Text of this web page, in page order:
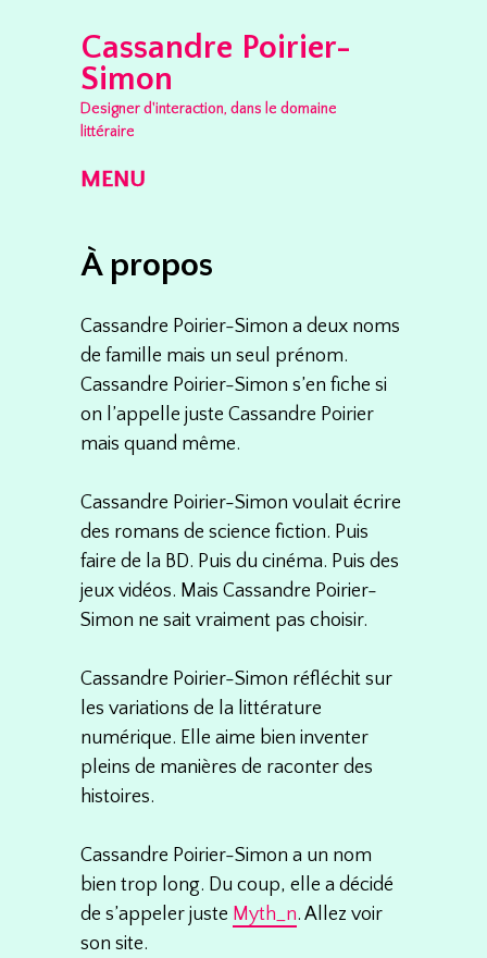
Cassandre Poirier-
Simon
Designer d'interaction, dans le domaine
littéraire
MENU
À propos
Cassandre Poirier-Simon a deux noms
de famille mais un seul prénom.
Cassandre Poirier-Simon s’en fiche si
on l’appelle juste Cassandre Poirier
mais quand même.
Cassandre Poirier-Simon voulait écrire
des romans de science fiction. Puis
faire de la BD. Puis du cinéma. Puis des
jeux vidéos. Mais Cassandre Poirier-
Simon ne sait vraiment pas choisir.
Cassandre Poirier-Simon réfléchit sur
les variations de la littérature
numérique. Elle aime bien inventer
pleins de manières de raconter des
histoires.
Cassandre Poirier-Simon a un nom
bien trop long. Du coup, elle a décidé
de s’appeler juste Myth_n. Allez voir
son site.